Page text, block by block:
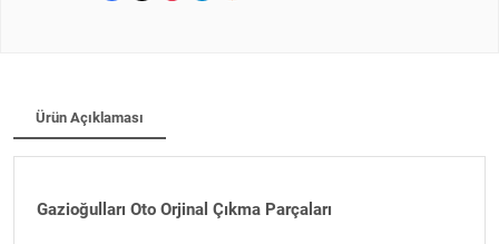
Ürün Açıklaması
Gazioğulları Oto Orjinal Çıkma Parçaları